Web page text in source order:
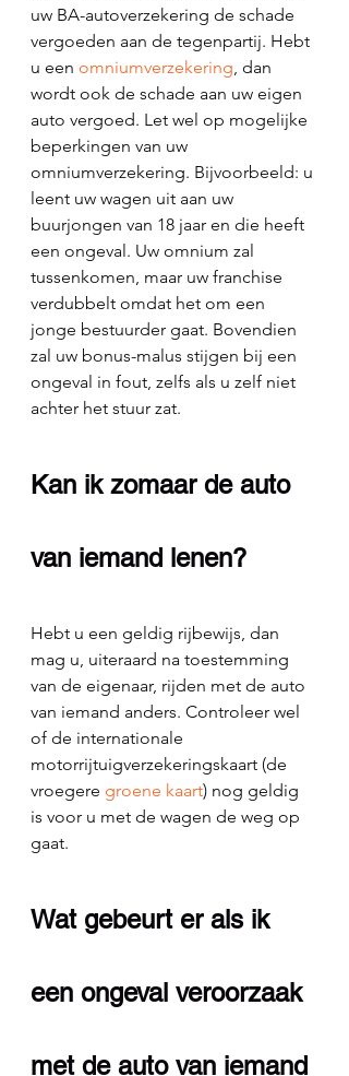
uw BA-autoverzekering de schade
vergoeden aan de tegenpartij. Hebt
u een omniumverzekering, dan
wordt ook de schade aan uw eigen
auto vergoed. Let wel op mogelijke
beperkingen van uw
omniumverzekering. Bijvoorbeeld: u
leent uw wagen uit aan uw
buurjongen van 18 jaar en die heeft
een ongeval. Uw omnium zal
tussenkomen, maar uw franchise
verdubbelt omdat het om een
jonge bestuurder gaat. Bovendien
zal uw bonus-malus stijgen bij een
ongeval in fout, zelfs als u zelf niet
achter het stuur zat.
Kan ik zomaar de auto
van iemand lenen?
Hebt u een geldig rijbewijs, dan
mag u, uiteraard na toestemming
van de eigenaar, rijden met de auto
van iemand anders. Controleer wel
of de internationale
motorrijtuigverzekeringskaart (de
vroegere groene kaart) nog geldig
is voor u met de wagen de weg op
gaat.
Wat gebeurt er als ik
een ongeval veroorzaak
met de auto van iemand